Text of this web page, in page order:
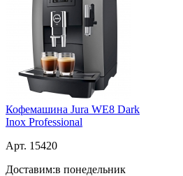
Кофемашина Jura WE8 Dark
Inox Professional
Арт. 15420
Доставим:в понедельник